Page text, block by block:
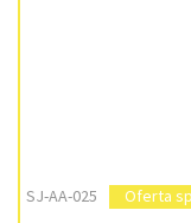
SJ-AA-025
Oferta